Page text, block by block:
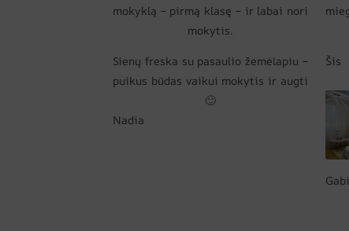
mokyklą – pirmą klasę – ir labai nori
mokytis.
Sienų freska su pasaulio žemėlapiu –
puikus būdas vaikui mokytis ir augti
🙂
Nadia
Gabi